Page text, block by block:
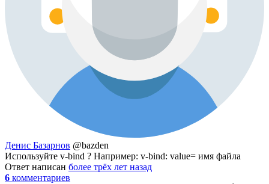
Денис Базарнов @bazden
Используйте v-bind ? Например: v-bind: value= имя файла
Ответ написан более трёх лет назад
6 комментариев